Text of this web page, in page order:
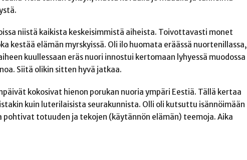
niistä kaikista keskeisimmistä aiheista. Toivottavasti monet
kestää elämän myrskyissä. Oli ilo huomata eräässä nuortenillassa,
kuullessaan eräs nuori innostui kertomaan lyhyessä muodossa
Siitä olikin sitten hyvä jatkaa.
kokosivat hienon porukan nuoria ympäri Eestiä. Tällä kertaa
kuin luterilaisista seurakunnista. Olli oli kutsuttu isännöimään
totuuden ja tekojen (käytännön elämän) teemoja. Aika